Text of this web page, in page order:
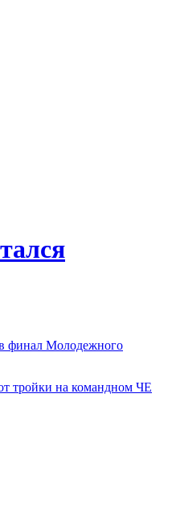
финал Молодежного
тройки на командном ЧЕ